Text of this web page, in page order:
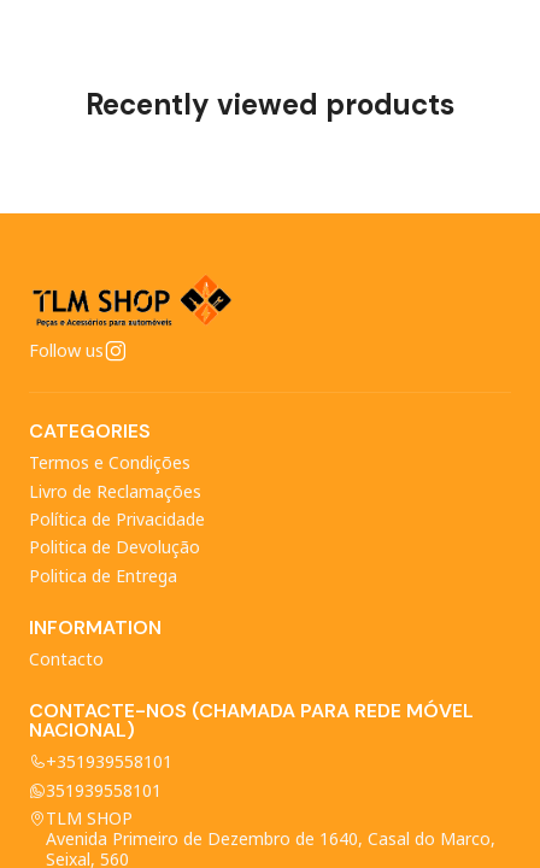
Recently viewed products
Follow us
CATEGORIES
Termos e Condições
Livro de Reclamações
Política de Privacidade
Politica de Devolução
Politica de Entrega
INFORMATION
Contacto
CONTACTE-NOS (CHAMADA PARA REDE MÓVEL
NACIONAL)
+351939558101
351939558101
TLM SHOP
Avenida Primeiro de Dezembro de 1640, Casal do Marco,
Seixal, 560